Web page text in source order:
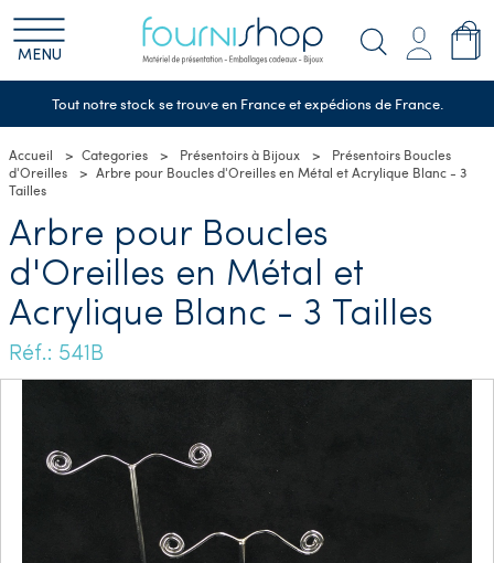
MENU
Tout notre stock se trouve en France et expédions de France.
Accueil Categories Présentoirs à Bijoux
Présentoirs Boucles
d'Oreilles
Arbre pour Boucles d'Oreilles en Métal et Acrylique Blanc - 3
Tailles
Arbre pour Boucles
d'Oreilles en Métal et
Acrylique Blanc - 3 Tailles
Réf.: 541B